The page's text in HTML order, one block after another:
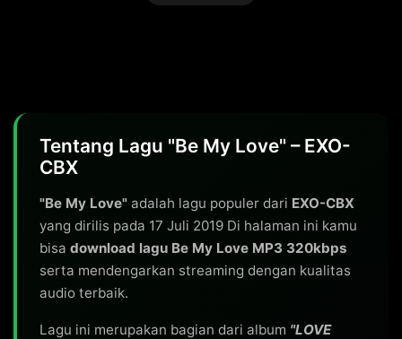
Tentang Lagu "Be My Love" – EXO-
CBX
"Be My Love" adalah lagu populer dari EXO-CBX
yang dirilis pada 17 Juli 2019 Di halaman ini kamu
bisa download lagu Be My Love MP3 320kbps
serta mendengarkan streaming dengan kualitas
audio terbaik.
Lagu ini merupakan bagian dari album "LOVE